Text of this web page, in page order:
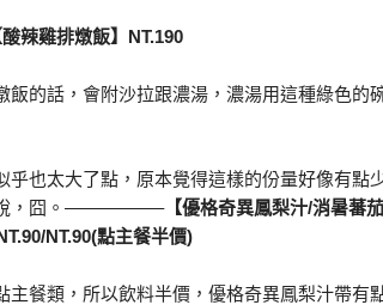
辣雞排燉飯】NT.190
飯的話，會附沙拉跟濃湯，濃湯用這種綠色的
乎也太大了點，原本覺得這樣的份量好像有點
說，囧。—————–【優格奇異鳳梨汁/消暑蕃
NT.90(點主餐半價)
主餐類，所以飲料半價，優格奇異鳳梨汁帶有